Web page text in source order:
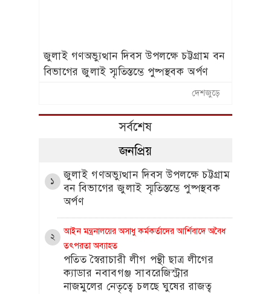
জুলাই গণঅভ্যুত্থান দিবস উপলক্ষে চট্টগ্রাম বন
বিভাগের জুলাই স্মৃতিস্তম্ভে পুষ্পস্থবক অর্পণ
দেশজুড়ে
সর্বশেষ
জনপ্রিয়
১
জুলাই গণঅভ্যুত্থান দিবস উপলক্ষে চট্টগ্রাম
বন বিভাগের জুলাই স্মৃতিস্তম্ভে পুষ্পস্থবক
অর্পণ
২
আইন মন্ত্রনালয়ের অসাধু কর্মকর্তাদের আর্শিবাদে অবৈধ
তৎপরতা অব্যাহত
পতিত স্বৈরাচারী লীগ পন্থী ছাত্র লীগের
ক্যাডার নবাবগঞ্জ সাবরেজিস্ট্রার
নাজমুলের নেতৃত্বে চলছে ঘুষের রাজত্ব